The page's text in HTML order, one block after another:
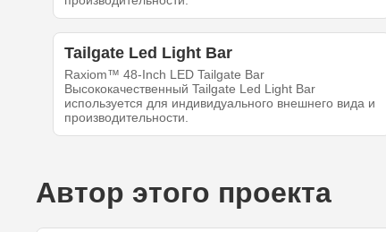
Tailgate Led Light Bar
Raxiom™ 48-Inch LED Tailgate Bar
Высококачественный Tailgate Led Light Bar
используется для индивидуального внешнего вида и
производительности.
Автор этого проекта